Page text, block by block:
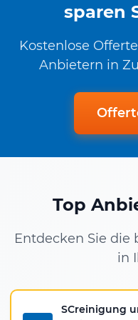
sparen
Kostenlose
Anbietern in
Top
Entdecken Sie
in
SCreinigung